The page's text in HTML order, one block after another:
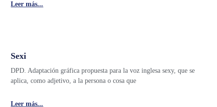
Leer más...
Sexi
DPD. Adaptación gráfica propuesta para la voz inglesa sexy, que se
aplica, como adjetivo, a la persona o cosa que
Leer más...